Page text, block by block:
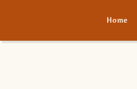
Home